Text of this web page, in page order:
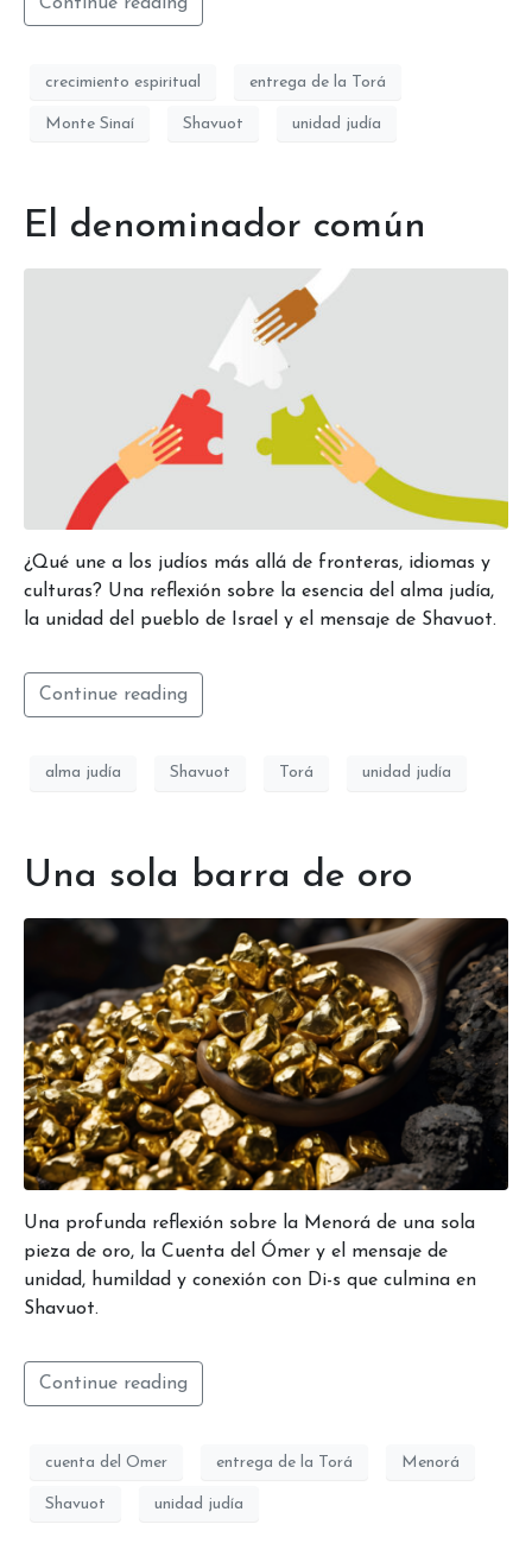
Continue reading
crecimiento espiritual entrega de la Torá
Monte Sinaí Shavuot unidad judía
El denominador común
¿Qué une a los judíos más allá de fronteras, idiomas y
culturas? Una reflexión sobre la esencia del alma judía,
la unidad del pueblo de Israel y el mensaje de Shavuot.
Continue reading
alma judía Shavuot Torá unidad judía
Una sola barra de oro
Una profunda reflexión sobre la Menorá de una sola
pieza de oro, la Cuenta del Ómer y el mensaje de
unidad, humildad y conexión con Di-s que culmina en
Shavuot.
Continue reading
cuenta del Omer entrega de la Torá Menorá
Shavuot unidad judía